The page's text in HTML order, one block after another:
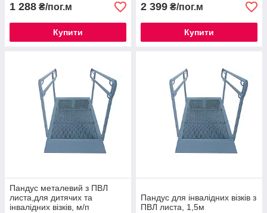
1 288 ₴/пог.м
Купити
2 399 ₴/пог.м
Купити
Пандус металевий з ПВЛ
листа,для дитячих та
інвалідних візків, м/п
Пандус для інвалідних візків з
ПВЛ листа, 1,5м